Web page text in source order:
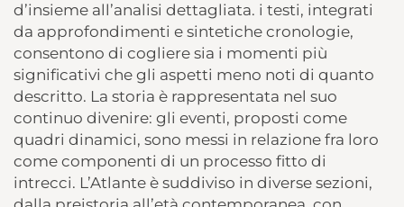
d’insieme all’analisi dettagliata. i testi, integrati
da approfondimenti e sintetiche cronologie,
consentono di cogliere sia i momenti più
significativi che gli aspetti meno noti di quanto
descritto. La storia è rappresentata nel suo
continuo divenire: gli eventi, proposti come
quadri dinamici, sono messi in relazione fra loro
come componenti di un processo fitto di
intrecci. L’Atlante è suddiviso in diverse sezioni,